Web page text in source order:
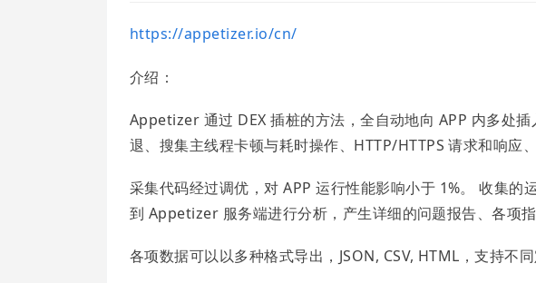
https://appetizer.io/cn/
介绍：
Appetizer 通过 DEX 插桩的方法，全自动地向 APP 内多处
退、搜集主线程卡顿与耗时操作、HTTP/HTTPS 请求和响应
采集代码经过调优，对 APP 运行性能影响小于 1%。 收集的
到 Appetizer 服务端进行分析，产生详细的问题报告、各项指
各项数据可以以多种格式导出，JSON, CSV, HTML，支持不